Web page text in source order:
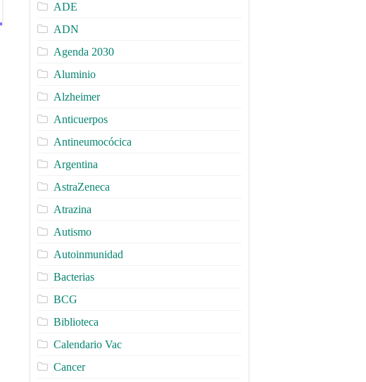
ADE
ADN
Agenda 2030
Aluminio
Alzheimer
Anticuerpos
Antineumocócica
Argentina
AstraZeneca
Atrazina
Autismo
Autoinmunidad
Bacterias
BCG
Biblioteca
Calendario Vac
Cancer